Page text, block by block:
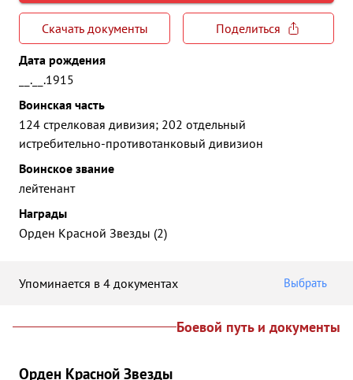
Скачать документы
Поделиться
Дата рождения
__.__.1915
Воинская часть
124 стрелковая дивизия; 202 отдельный
истребительно-противотанковый дивизион
Воинское звание
лейтенант
Награды
Орден Красной Звезды (2)
Упоминается в 4 документах Выбрать
Боевой путь и документы
Орден Красной Звезды